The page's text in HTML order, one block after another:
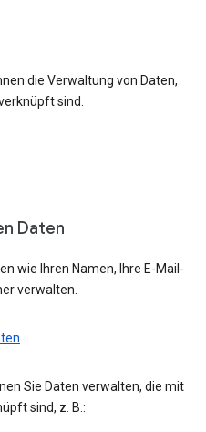
die Verwaltung von Daten,
sind.
Daten
wie Ihren Namen, Ihre E-Mail-
verwalten.
Sie Daten verwalten, die mit
sind, z. B.: